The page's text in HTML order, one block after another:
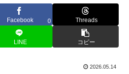
Facebook 0 Threads
LINE コピー
2026.05.14